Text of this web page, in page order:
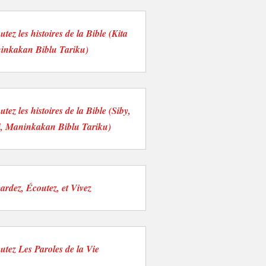
les histoires de la Bible (Kita
Biblu Tariku)
les histoires de la Bible (Siby,
Maninkakan Biblu Tariku)
Écoutez, et Vivez
Les Paroles de la Vie